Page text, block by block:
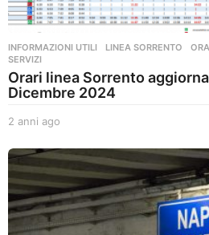
INFORMAZIONI UTILI ,LINEA SORRENTO ,
SERVIZI
Orari linea Sorrento
Dicembre 2024
2 anni ago
n
n
i
a
g
o